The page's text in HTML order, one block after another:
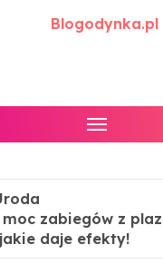
moc zabiegów z
daje efekty!